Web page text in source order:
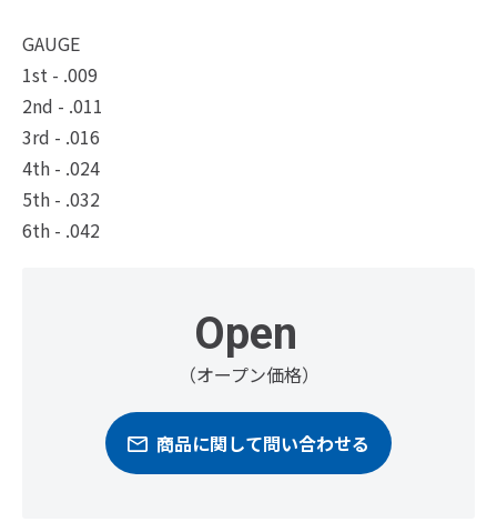
GAUGE
1st - .009
2nd - .011
3rd - .016
4th - .024
5th - .032
6th - .042
Open
（オープン価格）
商品に関して問い合わせる